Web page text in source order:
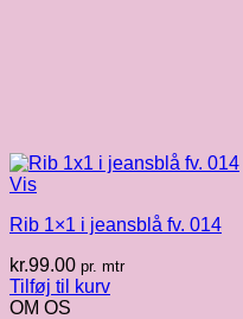
Vis
Rib 1×1 i jeansblå fv. 014
kr.99.00 pr. mtr
Tilføj til kurv
OM OS